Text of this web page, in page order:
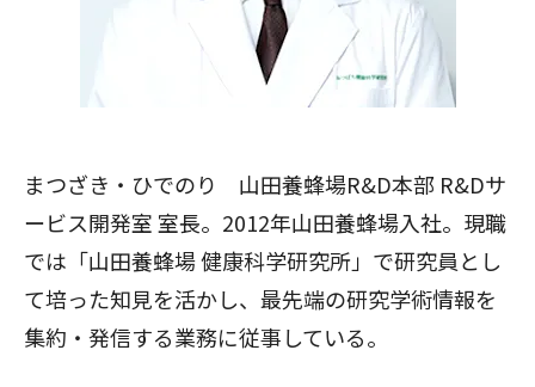
まつざき・ひでのり 山田養蜂場R&D本部 R&Dサ
ービス開発室 室長。2012年山田養蜂場入社。現職
では「山田養蜂場 健康科学研究所」で研究員とし
て培った知見を活かし、最先端の研究学術情報を
集約・発信する業務に従事している。